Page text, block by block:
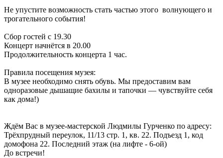
Не упустите возможность стать частью этого волнующего и
трогательного события!
Сбор гостей с 19.30
Концерт начнётся в 20.00
Продолжительность концерта 1 час.
Правила посещения музея:
В музее необходимо снять обувь. Мы предоставим вам
одноразовые дышащие бахилы и тапочки — чувствуйте себя
как дома!)
Ждём Вас в музее-мастерской Людмилы Гурченко по адресу:
Трёхпрудный переулок, 11/13 стр. 1, кв. 22. Подъезд 1, код
домофона 22. Последний этаж (на лифте - 6-ой)
До встречи!